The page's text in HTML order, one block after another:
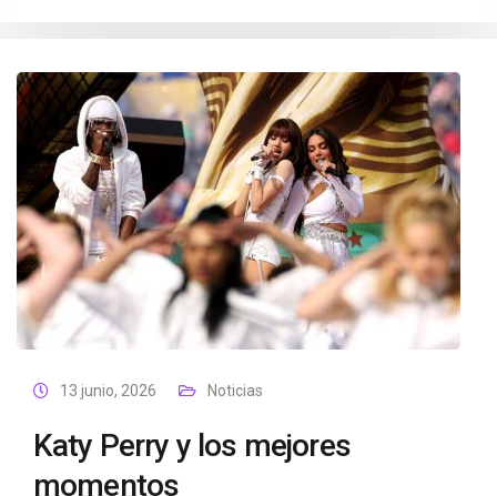
13 junio, 2026 Noticias
Katy Perry y los mejores
momentos